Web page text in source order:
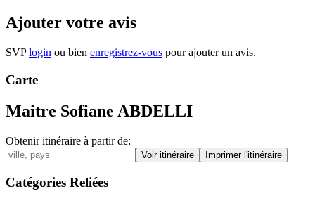
Ajouter votre avis
SVPlogin ou bien enregistrez-vous pour ajouter un avis.
Carte
Maitre Sofiane ABDELLI
Obtenir itinéraire à partir de:
Catégories Reliées